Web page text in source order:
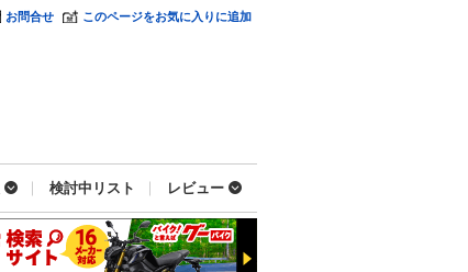
お問合せ このページをお気に入りに追加
検討中リスト レビュー